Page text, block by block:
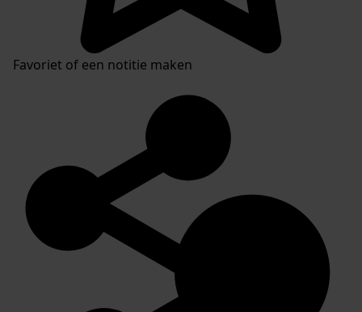
Favoriet of een notitie maken